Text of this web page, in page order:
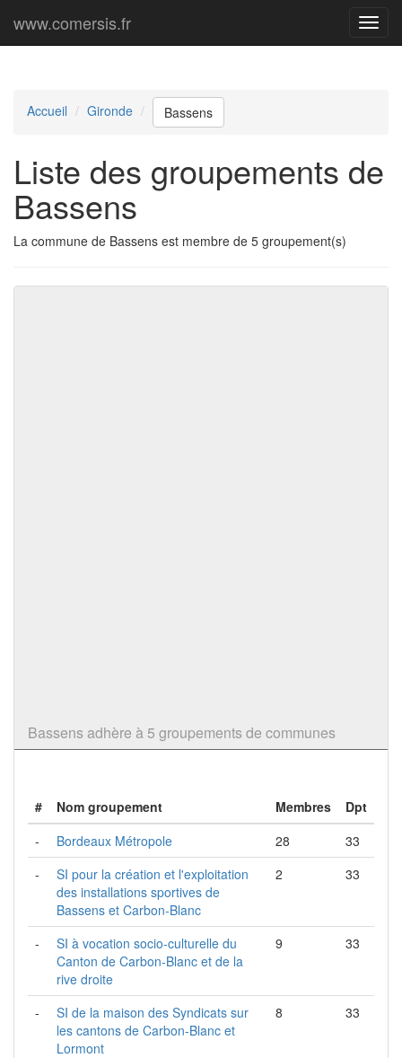
Menu
www.comersis.fr
Accueil Gironde Bassens
Liste des groupements de
Bassens
La commune de Bassens est membre de 5 groupement(s)
Bassens adhère à 5 groupements de communes
# Nom groupement Membres
Dpt
-
Bordeaux Métropole 28
33
-
SI pour la création et l'exploitation
des installations sportives de
Bassens et Carbon-Blanc
2 33
-
SI à vocation socio-culturelle du
Canton de Carbon-Blanc et de la
rive droite
9 33
-
SI de la maison des Syndicats sur
les cantons de Carbon-Blanc et
Lormont
8 33